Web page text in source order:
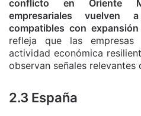
conflicto en Oriente
empresariales
compatibles con
refleja que las empresas
actividad económica
observan señales
2.3 España